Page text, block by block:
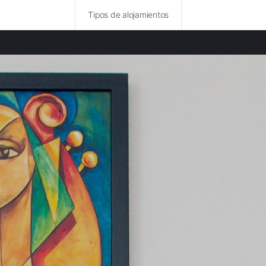
Tipos de alojamientos